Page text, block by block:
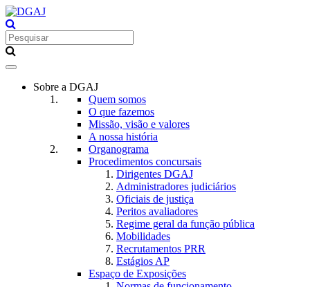
Toggle
navigationSobre a DGAJ
Quem somos
O que fazemos
Missão, visão e valores
A nossa história
Organograma
Procedimentos concursais
Dirigentes DGAJ
Administradores judiciários
Oficiais de justiça
Peritos avaliadores
Regime geral da função pública
Mobilidades
Recrutamentos PRR
Estágios AP
Espaço de Exposições